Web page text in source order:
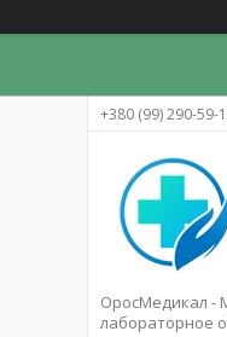
+380 (99) 290-59-
ОросМедикал -
лабораторное